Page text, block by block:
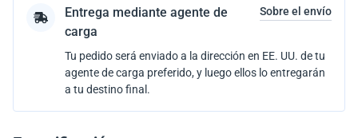
Entrega mediante agente de
carga
Sobre el envío
Tu pedido será enviado a la dirección en EE. UU. de tu
agente de carga preferido, y luego ellos lo entregarán
a tu destino final.